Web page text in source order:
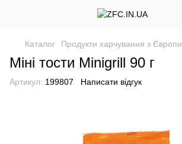
Каталог Продукти харчування з Європи
Міні тости Minigrill 90 г
Артикул: 199807 Написати відгук